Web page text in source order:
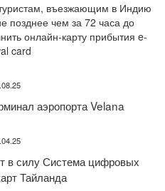
въезжающим в Индию
позднее чем за 72 часа до
онлайн-карту прибытия e-
card
аэропорта Velana
в силу Система цифровых
Тайланда